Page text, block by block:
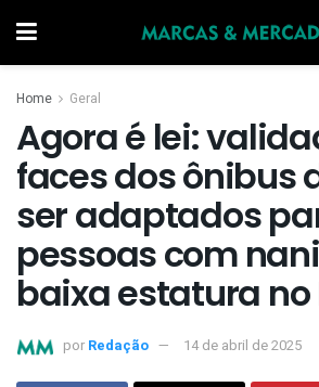
Home Geral
Agora é lei:
faces dos ônibus
ser adaptados
pessoas com
baixa estatura no
por Redação 14 de abril de 2025